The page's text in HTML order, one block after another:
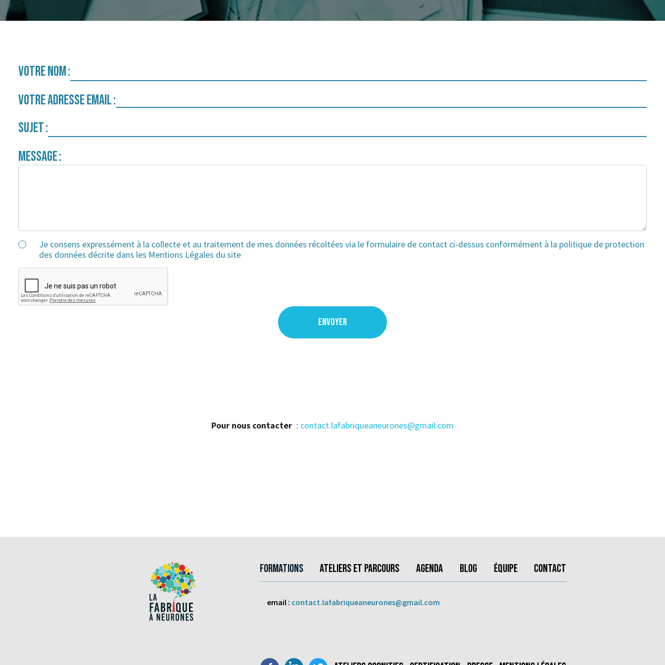
VOTRE NOM
VOTRE ADRESSE EMAIL
SUJET
MESSAGE
Je consens expressément à la collecte et au traitement de mes données récoltées via le formulaire de contact ci-dessus conformément à la politique de protection
des données décrite dans les Mentions Légales du site
ENVOYER
Pour nous contacter : contact.lafabriqueaneurones@gmail.com
Formations Ateliers et parcours Agenda Blog Équipe Contact
Main navigation
email : contact.lafabriqueaneurones@gmail.com
Social medias
Pied de page